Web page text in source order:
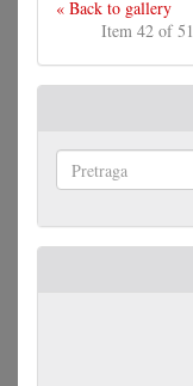
« Back to gallery
Item 42 of 51